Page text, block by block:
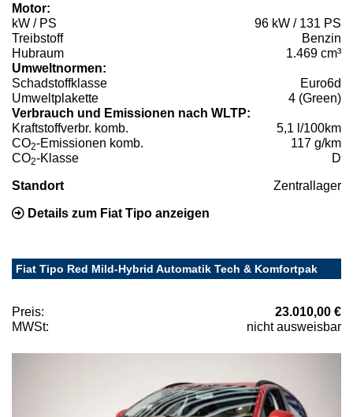
Motor:
kW / PS
96 kW / 131 PS
Treibstoff
Benzin
Hubraum
1.469 cm³
Umweltnormen:
Schadstoffklasse
Euro6d
Umweltplakette
4 (Green)
Verbrauch und Emissionen nach WLTP:
Kraftstoffverbr. komb.
5,1 l/100km
CO2-Emissionen komb.
117 g/km
CO2-Klasse D
Standort Zentrallager
Details zum Fiat Tipo anzeigen
Fiat Tipo Red Mild-Hybrid Automatik Tech & Komfortpak
Preis:
23.010,00 €
MWSt:
nicht ausweisbar